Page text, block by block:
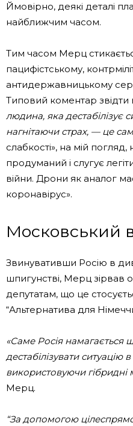
Ймовірно, деякі деталі
найближчим часом.
Тим часом Мерц
пацифістському,
антидержавницькому
Типовий коментар
людина, яка дестабілізує
нагнітаючи страх, — це
слабкості», на мій
продуманий і слугує
війни. Дрони як аналог
коронавірус».
Московський
Звинувативши Росію в
шпигунстві, Мерц зірвав
депутатам, що це
“Альтернатива для
«Саме Росія намагається
дестабілізувати ситуацію
використовуючи гібридні
Мерц.
“За допомогою